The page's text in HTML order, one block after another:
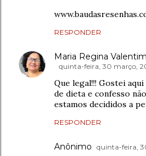
RESPONDER
Maria Regina
quinta-feira, 30 março,
Que legal!!! Gostei
de dieta e confesso
estamos decididos a
RESPONDER
Anônimo quinta-feira,